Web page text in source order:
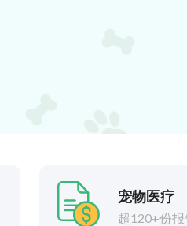
宠物医疗
超120+份报